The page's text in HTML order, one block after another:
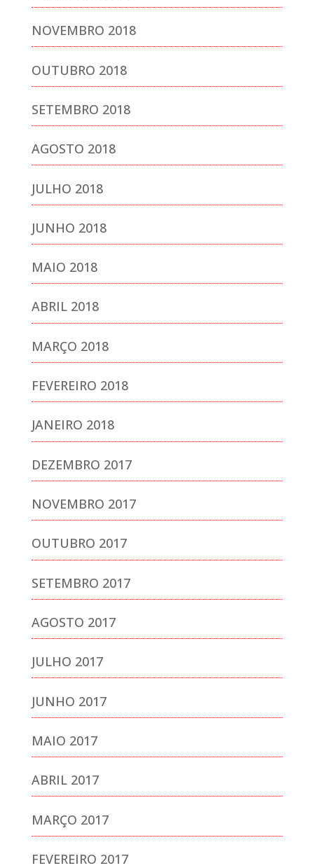
NOVEMBRO 2018
OUTUBRO 2018
SETEMBRO 2018
AGOSTO 2018
JULHO 2018
JUNHO 2018
MAIO 2018
ABRIL 2018
MARÇO 2018
FEVEREIRO 2018
JANEIRO 2018
DEZEMBRO 2017
NOVEMBRO 2017
OUTUBRO 2017
SETEMBRO 2017
AGOSTO 2017
JULHO 2017
JUNHO 2017
MAIO 2017
ABRIL 2017
MARÇO 2017
FEVEREIRO 2017